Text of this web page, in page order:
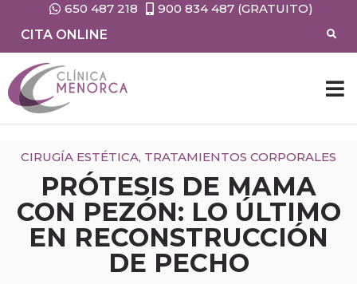
650 487 218
900 834 487 (GRATUITO)
CITA ONLINE
CIRUGÍA ESTÉTICA, TRATAMIENTOS CORPORALES
PRÓTESIS DE MAMA
CON PEZÓN: LO ÚLTIMO
EN RECONSTRUCCIÓN
DE PECHO